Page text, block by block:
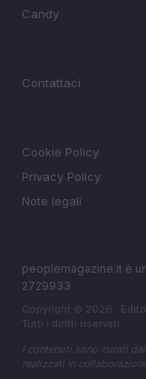
Candy
Contattaci
Cookie Policy
Privacy Policy
Note legali
peoplemagazine.it è
2729933
Copyright © 2026 ·
Tutti i diritti riservati
I contenuti sono curati
realizzati in